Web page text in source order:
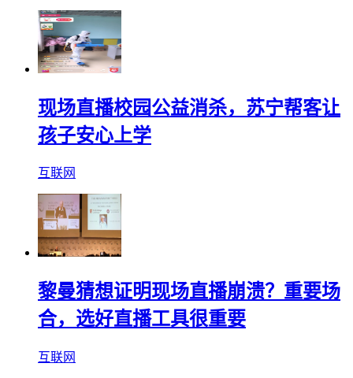
现场直播校园公益消杀，苏宁帮客让
孩子安心上学
互联网
黎曼猜想证明现场直播崩溃？重要场
合，选好直播工具很重要
互联网